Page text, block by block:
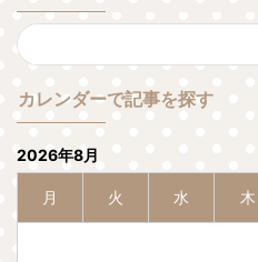
カレンダーで記事を探す
2026年8月
月 火 水 木